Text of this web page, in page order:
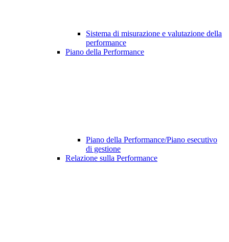
Sistema di misurazione e valutazione della
performance
Piano della Performance
Piano della Performance/Piano esecutivo
di gestione
Relazione sulla Performance